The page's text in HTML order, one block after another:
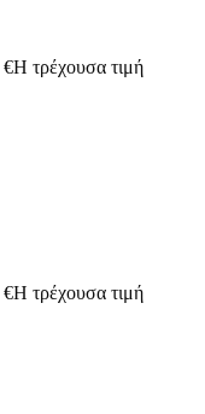
€Η τρέχουσα τιμή
€Η τρέχουσα τιμή